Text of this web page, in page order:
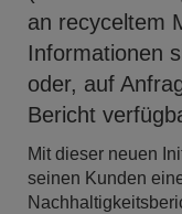
an recyceltem
Informationen
oder, auf
Bericht
Mit dieser neuen
seinen Kunden